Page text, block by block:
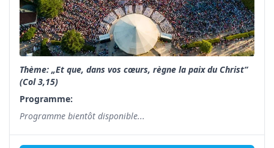
Thème: „Et que, dans vos cœurs, règne la paix du Christ“
(Col 3,15)
Programme:
Programme bientôt disponible...